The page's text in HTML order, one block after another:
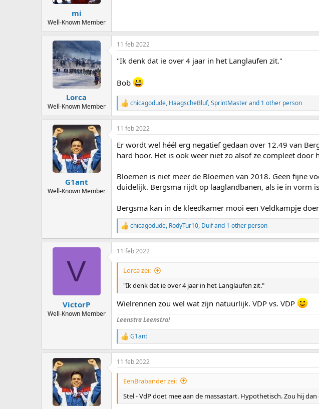
mi
Well-Known Member
Lorca
Well-Known Member
11 feb 2022
"Ik denk dat ie over 4 jaar in het Langlaufen zit."
Bob
R
e
a
c
i
o
:
chicagodude, HaagscheBluf,SprintMasterand 1 other person
G1ant
Well-Known Member
11 feb 2022
Er wordt wel héél erg negatief gedaan over 12.49 van
hard hoor. Het is ook weer niet zo alsof ze compleet door
Bloemen is niet meer de Bloemen van 2018. Geen fijne
duidelijk. Bergsma rijdt op laaglandbanen, als ie in vorm
Bergsma kan in de kleedkamer mooi een Veldkampje
R
e
a
c
t
n
s
:
chicagodude, RodyTur10, Duifand 1 other person
V
VictorP
Well-Known Member
11 feb 2022
Lorca zei:
"Ik denk dat ie over 4 jaar in het Langlaufen zit."
Wielrennen zou wel wat zijn natuurlijk. VDP vs. VDP
Leenstra Leenstra!
R
e
a
c
t
n
s
G1ant
11 feb 2022
EenBrabander zei:
Stel - VdP doet mee aan de massastart. Hypothetisch. Zou hij